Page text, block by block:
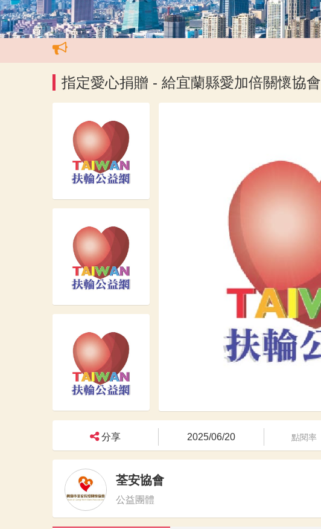
指定愛心捐贈 - 給宜蘭縣愛加倍關懷協會
分享 2025/06/20 點閱率
荃安協會
公益團體